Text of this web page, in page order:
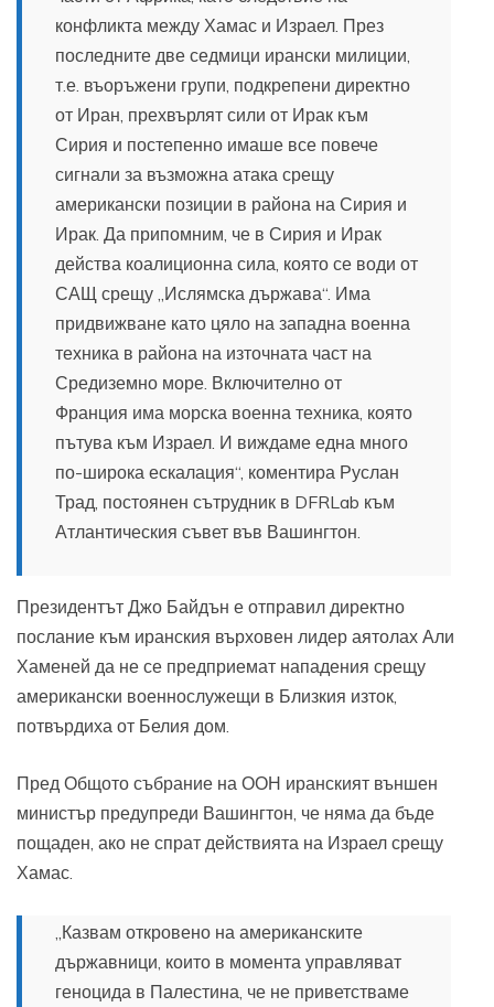
конфликта между Хамас и Израел. През
последните две седмици ирански милиции,
т.е. въоръжени групи, подкрепени директно
от Иран, прехвърлят сили от Ирак към
Сирия и постепенно имаше все повече
сигнали за възможна атака срещу
американски позиции в района на Сирия и
Ирак. Да припомним, че в Сирия и Ирак
действа коалиционна сила, която се води от
САЩ срещу „Ислямска държава“. Има
придвижване като цяло на западна военна
техника в района на източната част на
Средиземно море. Включително от
Франция има морска военна техника, която
пътува към Израел. И виждаме една много
по-широка ескалация“, коментира Руслан
Трад, постоянен сътрудник в DFRLab към
Атлантическия съвет във Вашингтон.
Президентът Джо Байдън е отправил директно
послание към иранския върховен лидер аятолах Али
Хаменей да не се предприемат нападения срещу
американски военнослужещи в Близкия изток,
потвърдиха от Белия дом.
Пред Общото събрание на ООН иранският външен
министър предупреди Вашингтон, че няма да бъде
пощаден, ако не спрат действията на Израел срещу
Хамас.
„Казвам откровено на американските
държавници, които в момента управляват
геноцида в Палестина, че не приветстваме